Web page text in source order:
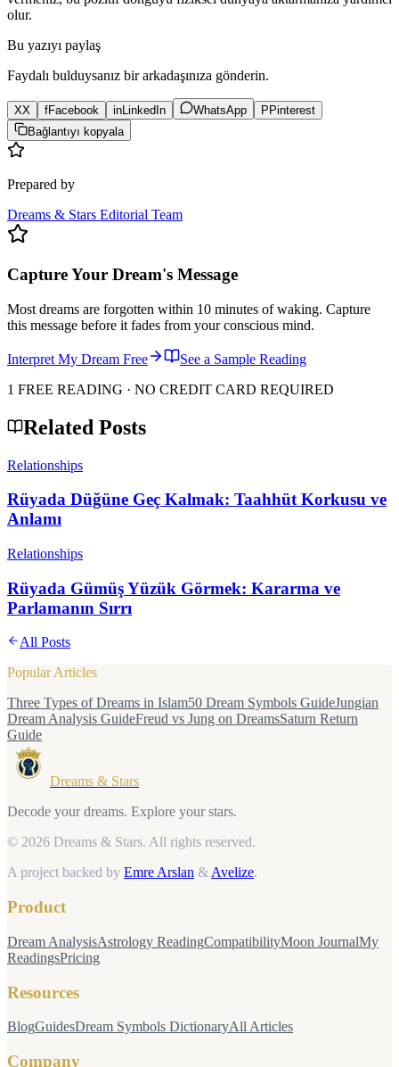
olur.
Bu yazıyı paylaş
Faydalı bulduysanız bir arkadaşınıza gönderin.
XX fFacebook inLinkedIn WhatsApp P Pinterest
Bağlantıyı kopyala
Prepared by
Dreams & Stars Editorial Team
Capture Your Dream's Message
Most dreams are forgotten within 10 minutes of waking. Capture
this message before it fades from your conscious mind.
Interpret My Dream Free
See a Sample Reading
1 FREE READING · NO CREDIT CARD REQUIRED
Related Posts
Relationships
Rüyada Düğüne Geç Kalmak: Taahhüt Korkusu ve
Anlamı
Relationships
Rüyada Gümüş Yüzük Görmek: Kararma ve
Parlamanın Sırrı
All Posts
Popular Articles
Three Types of Dreams in Islam50 Dream Symbols GuideJungian
Dream Analysis GuideFreud vs Jung on DreamsSaturn Return
Guide
Dreams & Stars
Decode your dreams. Explore your stars.
© 2026 Dreams & Stars. All rights reserved.
A project backed by Emre Arslan &Avelize.
Product
Dream AnalysisAstrology ReadingCompatibilityMoon JournalMy
ReadingsPricing
Resources
BlogGuidesDream Symbols DictionaryAll Articles
Company